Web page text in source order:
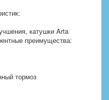
катушки Arta
преимущества:
тормоз